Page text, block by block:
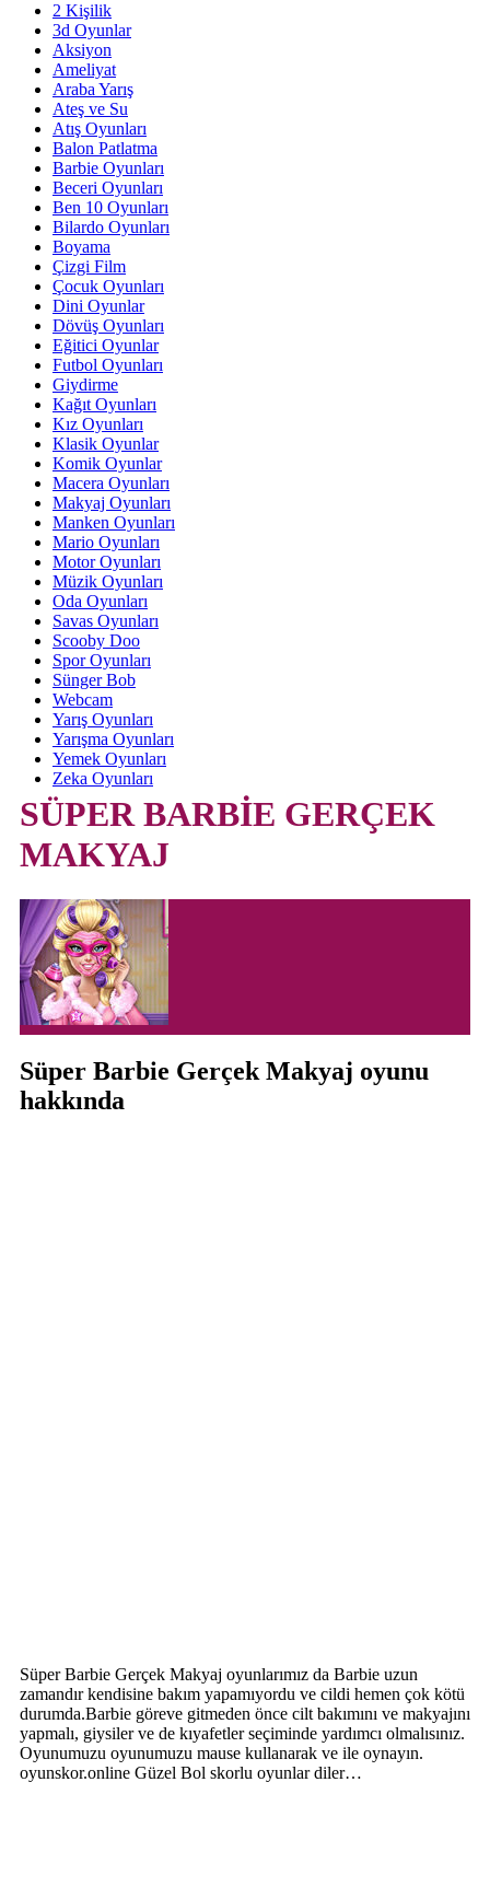
2 Kişilik
3d Oyunlar
Aksiyon
Ameliyat
Araba Yarış
Ateş ve Su
Atış Oyunları
Balon Patlatma
Barbie Oyunları
Beceri Oyunları
Ben 10 Oyunları
Bilardo Oyunları
Boyama
Çizgi Film
Çocuk Oyunları
Dini Oyunlar
Dövüş Oyunları
Eğitici Oyunlar
Futbol Oyunları
Giydirme
Kağıt Oyunları
Kız Oyunları
Klasik Oyunlar
Komik Oyunlar
Macera Oyunları
Makyaj Oyunları
Manken Oyunları
Mario Oyunları
Motor Oyunları
Müzik Oyunları
Oda Oyunları
Savas Oyunları
Scooby Doo
Spor Oyunları
Sünger Bob
Webcam
Yarış Oyunları
Yarışma Oyunları
Yemek Oyunları
Zeka Oyunları
SÜPER BARBİE GERÇEK
MAKYAJ
Süper Barbie Gerçek Makyaj oyunu
hakkında
Süper Barbie Gerçek Makyaj oyunlarımız da Barbie uzun
zamandır kendisine bakım yapamıyordu ve cildi hemen çok kötü
durumda.Barbie göreve gitmeden önce cilt bakımını ve makyajını
yapmalı, giysiler ve de kıyafetler seçiminde yardımcı olmalısınız.
Oyunumuzu oyunumuzu mause kullanarak ve ile oynayın.
oyunskor.online Güzel Bol skorlu oyunlar diler…